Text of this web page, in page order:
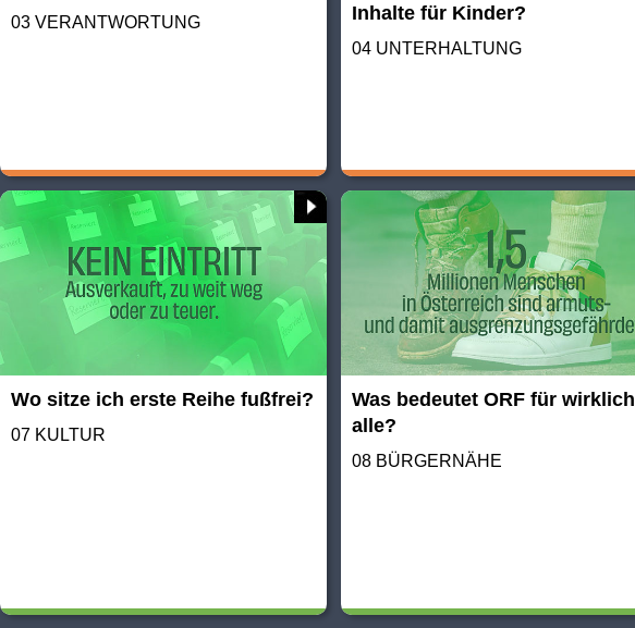
03 VERANTWORTUNG
Inhalte für Kinder?
04 UNTERHALTUNG
Wo sitze ich erste Reihe fußfrei?
07 KULTUR
Was bedeutet ORF für wirklich
alle?
08 BÜRGERNÄHE